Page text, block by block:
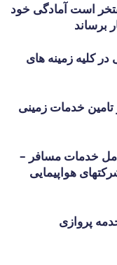
است آمادگی خود
برساند
کلیه زمینه های
تامین خدمات زمینی
خدمات مسافر –
هواپیمایی